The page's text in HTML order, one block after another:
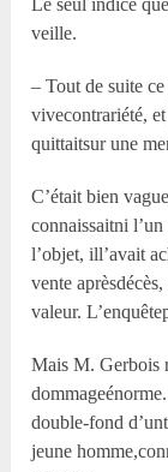
Le seul indice
veille.
– Tout de suite
vivecontrariété,
quittaitsur une
C’était bien
connaissaitni
l’objet, ill’avait
vente
valeur.
Mais M. Gerbois
double-fond
jeune